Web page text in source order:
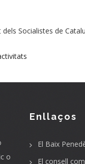
dels Socialistes de
o
Enllaços
El Baix
El consell